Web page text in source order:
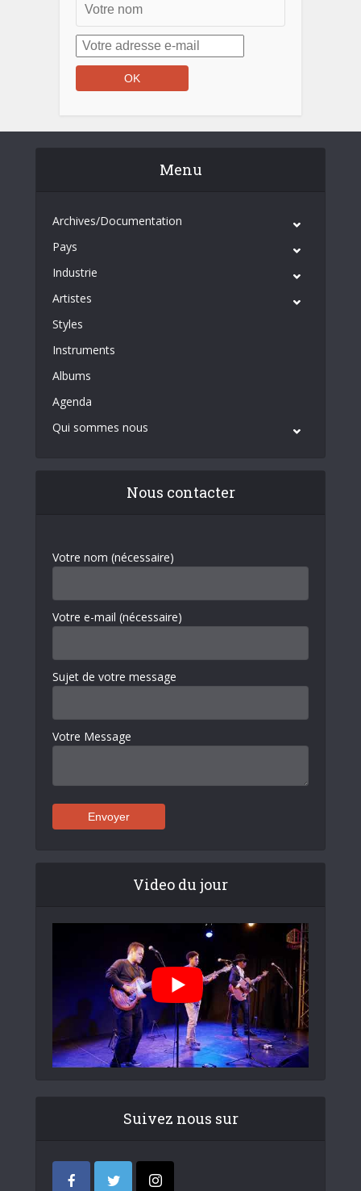
Menu
Archives/Documentation
Pays
Industrie
Artistes
Styles
Instruments
Albums
Agenda
Qui sommes nous
Nous contacter
Votre nom (nécessaire)
Votre e-mail (nécessaire)
Sujet de votre message
Votre Message
Video du jour
Suivez nous sur